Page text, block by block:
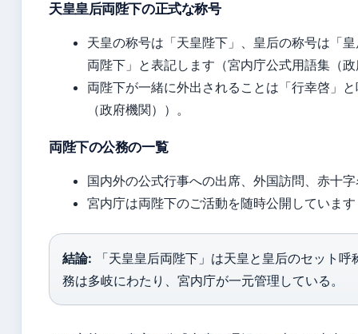
天皇皇后両陛下の正式な称号
天皇の称号は「天皇陛下」、皇后の称号は「
両陛下」と表記します（宮内庁公式用語集（
両陛下が一緒に外出されることは「行幸啓」
（政府機関））。
両陛下の公務の一覧
国内外の公式行事への出席、外国訪問、赤十
宮内庁は両陛下のご活動を随時公開していま
結論: 「天皇皇后両陛下」は天皇と皇后のセット
務は多岐にわたり、宮内庁が一元管理している。